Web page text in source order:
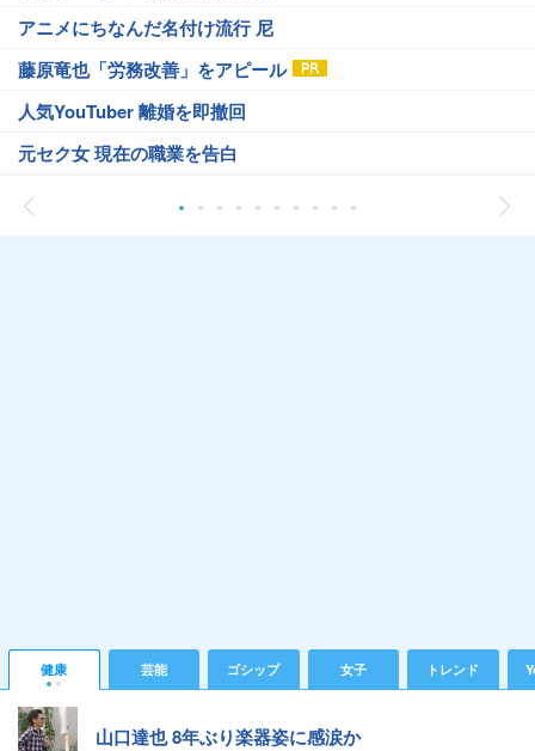
アニメにちなんだ名付け流行 尼
藤原竜也「労務改善」をアピール
人気YouTuber 離婚を即撤回
元セク女 現在の職業を告白
健康 芸能 ゴシップ 女子 トレンド
山口達也 8年ぶり楽器姿に感涙か